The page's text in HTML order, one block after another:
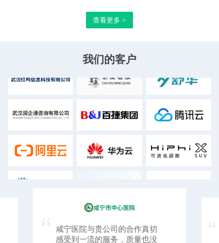
查看更多 >
我们的客户
咸宁医院与贵公司的合作真切
感受到一流的服务，质量也没